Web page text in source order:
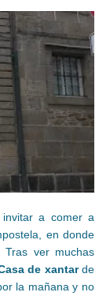
a comer a
en donde
Tras ver muchas
de xantarde
la mañana y no